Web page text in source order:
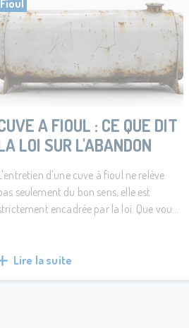
Fioul
A FIOUL : CE QUE DIT
LOI SUR L'ABANDON
d'une cuve à fioul ne relève
seulement du bon sens, elle est
encadrée par la loi. Que vous
à respecter.
Lire la suite